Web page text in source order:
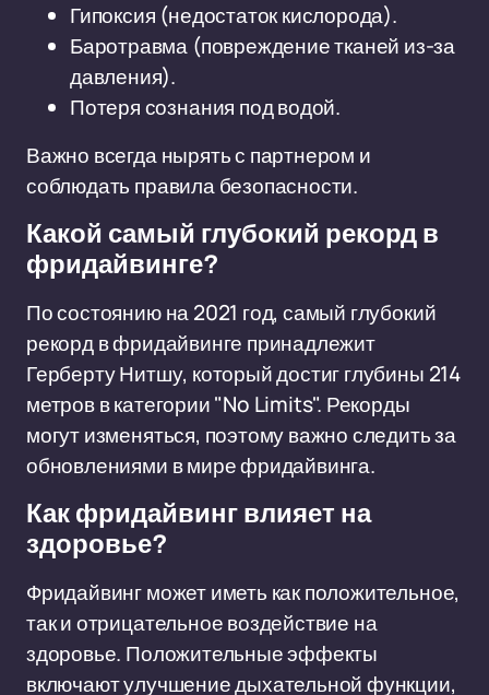
Гипоксия (недостаток кислорода).
Баротравма (повреждение тканей из-за
давления).
Потеря сознания под водой.
Важно всегда нырять с партнером и
соблюдать правила безопасности.
Какой самый глубокий рекорд в
фридайвинге?
По состоянию на 2021 год, самый глубокий
рекорд в фридайвинге принадлежит
Герберту Нитшу, который достиг глубины 214
метров в категории "No Limits". Рекорды
могут изменяться, поэтому важно следить за
обновлениями в мире фридайвинга.
Как фридайвинг влияет на
здоровье?
Фридайвинг может иметь как положительное,
так и отрицательное воздействие на
здоровье. Положительные эффекты
включают улучшение дыхательной функции,